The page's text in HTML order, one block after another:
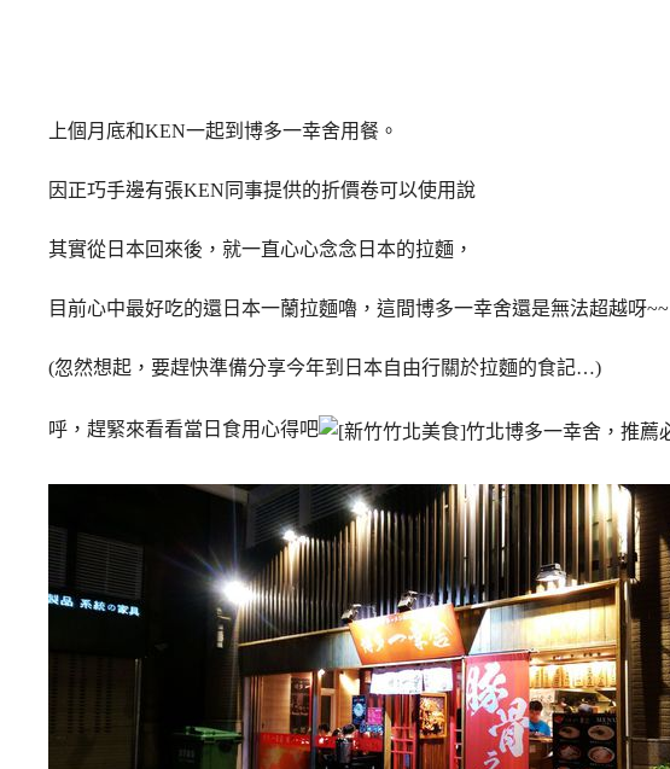
上個月底和KEN一起到博多一幸舍用餐。
因正巧手邊有張KEN同事提供的折價卷可以使用說
其實從日本回來後，就一直心心念念日本的拉麵，
目前心中最好吃的還日本一蘭拉麵嚕， 這間博多一幸舍還是無法超越呀~~
(忽然想起，要趕快準備分享今年到日本自由行關於拉麵的食記…)
呼，趕緊來看看當日食用心得吧